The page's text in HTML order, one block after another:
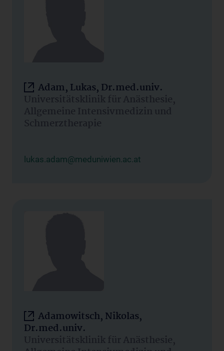
Adam, Lukas, Dr.med.univ.
Universitätsklinik für Anästhesie,
Allgemeine Intensivmedizin und
Schmerztherapie
lukas.adam@meduniwien.ac.at
Adamowitsch, Nikolas,
Dr.med.univ.
Universitätsklinik für Anästhesie,